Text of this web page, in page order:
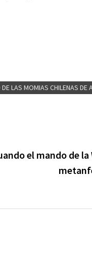
LAS MOMIAS CHILENAS DE
el mando de